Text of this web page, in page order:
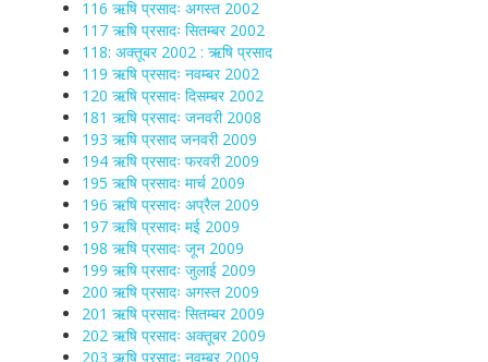
116 ऋषि प्रसादः अगस्त 2002
117 ऋषि प्रसादः सितम्बर 2002
118: अक्तूबर 2002 : ऋषि प्रसाद
119 ऋषि प्रसादः नवम्बर 2002
120 ऋषि प्रसादः दिसम्बर 2002
181 ऋषि प्रसादः जनवरी 2008
193 ऋषि प्रसाद जनवरी 2009
194 ऋषि प्रसादः फरवरी 2009
195 ऋषि प्रसादः मार्च 2009
196 ऋषि प्रसादः अप्रैल 2009
197 ऋषि प्रसादः मई 2009
198 ऋषि प्रसादः जून 2009
199 ऋषि प्रसादः जुलाई 2009
200 ऋषि प्रसादः अगस्त 2009
201 ऋषि प्रसादः सितम्बर 2009
202 ऋषि प्रसादः अक्तूबर 2009
203 ऋषि प्रसादः नवम्बर 2009